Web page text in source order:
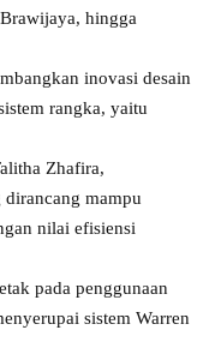
hingga
inovasi desain
rangka, yaitu
Zhafira,
dirancang mampu
nilai efisiensi
pada penggunaan
sistem Warren